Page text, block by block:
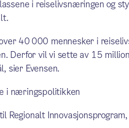
i reiselivsnæringen og
40 000 mennesker i
Derfor vil vi sette av 15
sier Evensen.
i næringspolitikken
Regionalt